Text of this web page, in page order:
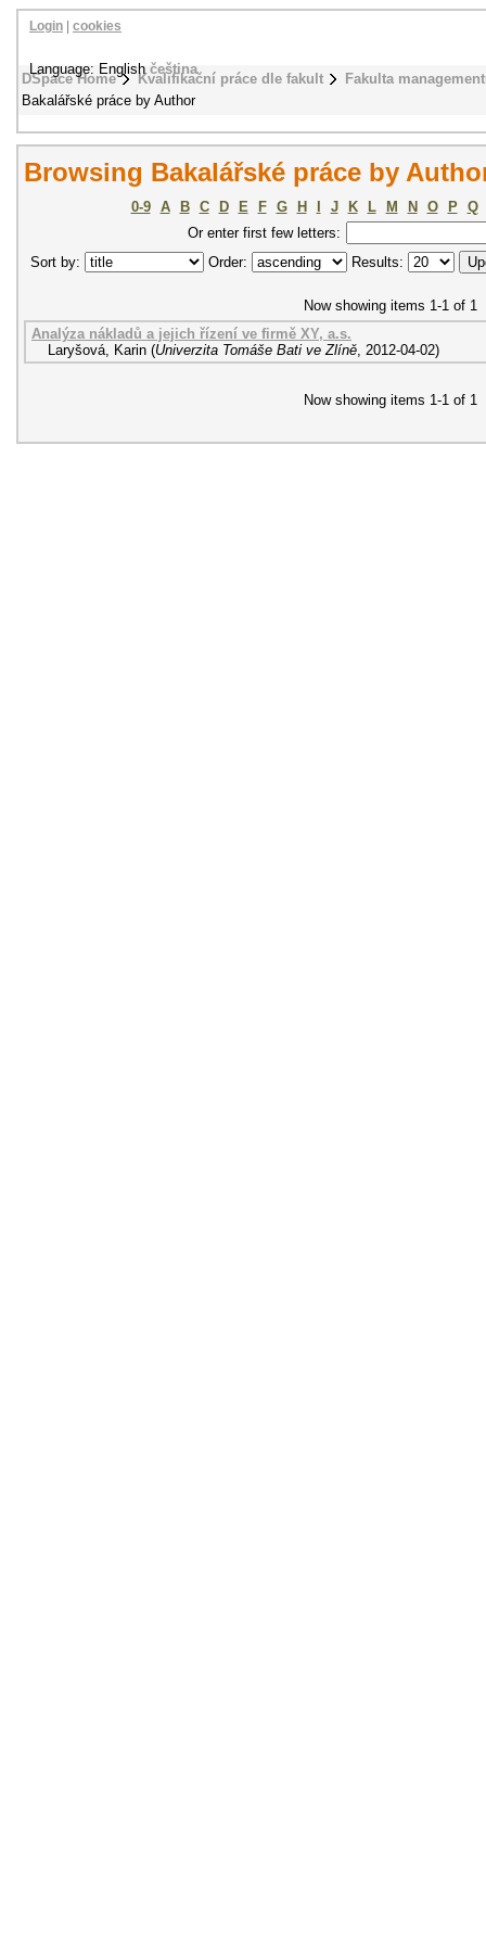
DSpace Home Kvalifikační práce dle fakult
Fakulta
Bakalářské práce by Author
Login cookies
Language: Englishčeština
Browsing Bakalářské práce by
0-9 A B C D E F G H J K L M N O P
Q
Or enter first few letters:
Sort by:
Order: Results:
Now showing items 1-1 of 1
Analýza nákladů a jejich řízení ve firmě XY, a.s.
Laryšová, Karin (Univerzita Tomáše Bati ve Zlíně, 2012-04-02)
Now showing items 1-1 of 1